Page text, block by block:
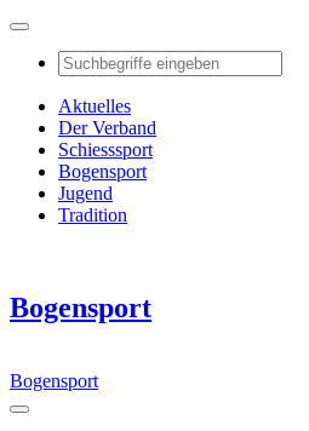
Aktuelles
Der Verband
Schiesssport
Bogensport
Jugend
Tradition
Bogensport
Bogensport